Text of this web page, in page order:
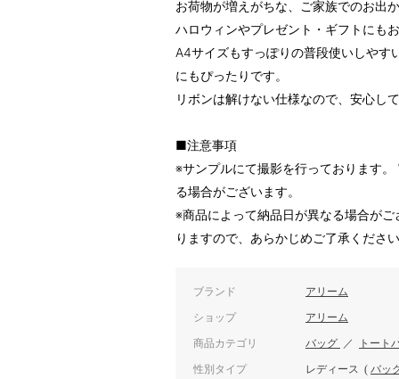
お荷物が増えがちな、ご家族でのお出
ハロウィンやプレゼント・ギフトにも
A4サイズもすっぽりの普段使いしやす
にもぴったりです。
リボンは解けない仕様なので、安心し
■注意事項
※サンプルにて撮影を行っております
る場合がございます。
※商品によって納品日が異なる場合が
りますので、あらかじめご了承くださ
ブランド アリーム
ショップ アリーム
商品カテゴリ バッグ ／ トート
性別タイプ レディース ( バッ